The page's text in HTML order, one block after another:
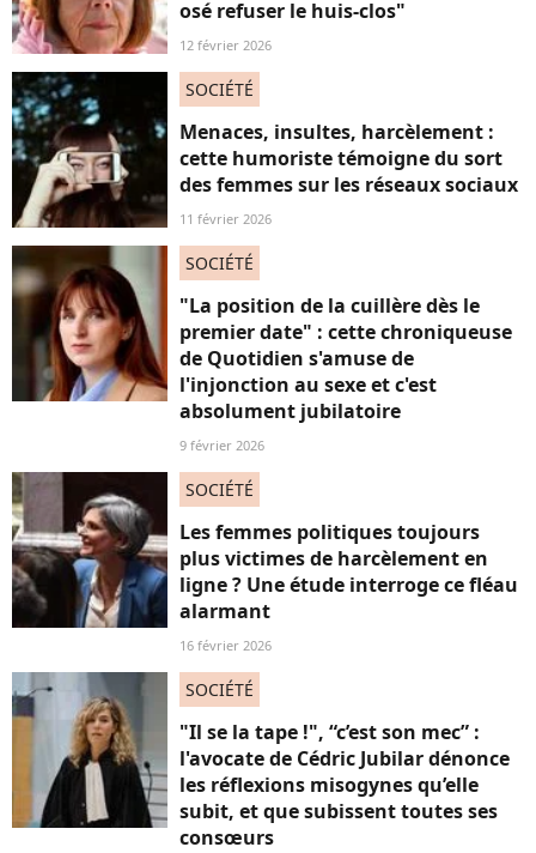
osé refuser le huis-clos"
12 février 2026
SOCIÉTÉ
Menaces, insultes, harcèlement :
cette humoriste témoigne du sort
des femmes sur les réseaux sociaux
11 février 2026
SOCIÉTÉ
"La position de la cuillère dès le
premier date" : cette chroniqueuse
de Quotidien s'amuse de
l'injonction au sexe et c'est
absolument jubilatoire
9 février 2026
SOCIÉTÉ
Les femmes politiques toujours
plus victimes de harcèlement en
ligne ? Une étude interroge ce fléau
alarmant
16 février 2026
SOCIÉTÉ
"Il se la tape !", “c’est son mec” :
l'avocate de Cédric Jubilar dénonce
les réflexions misogynes qu’elle
subit, et que subissent toutes ses
consœurs